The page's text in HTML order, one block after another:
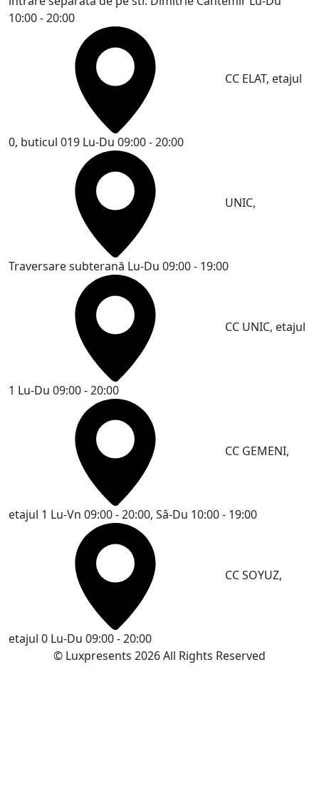
10:00 - 20:00
CC ELAT, etajul
0, buticul 019 Lu-Du 09:00 - 20:00
UNIC,
Traversare subterană Lu-Du 09:00 - 19:00
CC UNIC, etajul
1 Lu-Du 09:00 - 20:00
CC GEMENI,
etajul 1 Lu-Vn 09:00 - 20:00, Sâ-Du 10:00 - 19:00
CC SOYUZ,
etajul 0 Lu-Du 09:00 - 20:00
© Luxpresents 2026 All Rights Reserved